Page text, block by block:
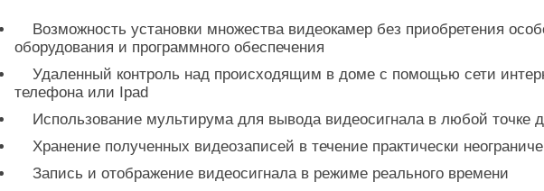
Возможность установки множества видеокамер без приобретения
оборудования и программного обеспечения
Удаленный контроль над происходящим в доме с помощью сети
телефона или Ipad
Использование мультирума для вывода видеосигнала в любой точке
Хранение полученных видеозаписей в течение практически
Запись и отображение видеосигнала в режиме реального времени